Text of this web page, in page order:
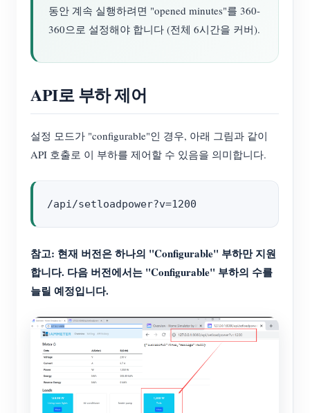
동안 계속 실행하려면 "opened minutes"를 360-
360으로 설정해야 합니다 (전체 6시간을 커버).
API로 부하 제어
설정 모드가 "configurable"인 경우, 아래 그림과 같이
API 호출로 이 부하를 제어할 수 있음을 의미합니다.
참고: 현재 버전은 하나의 "Configurable" 부하만 지원
합니다. 다음 버전에서는 "Configurable" 부하의 수를
늘릴 예정입니다.